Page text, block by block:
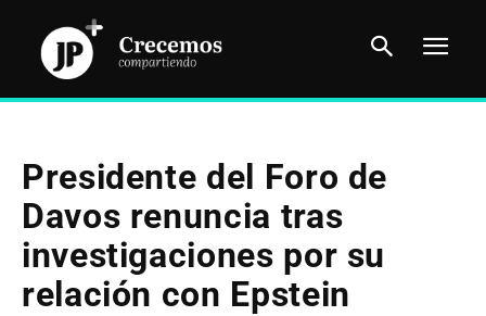
Presidente del Foro de
Davos renuncia tras
investigaciones por su
relación con Epstein